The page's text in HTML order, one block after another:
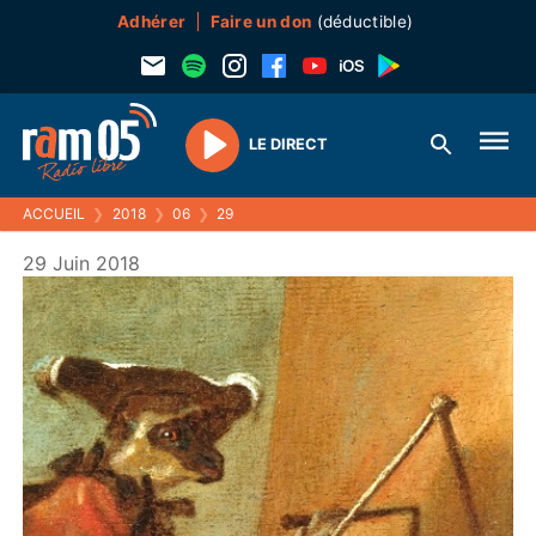
Adhérer Faire un don (déductible)
Play
LE DIRECT
ACCUEIL ❯ 2018 ❯ 06 ❯ 29
29 Juin 2018